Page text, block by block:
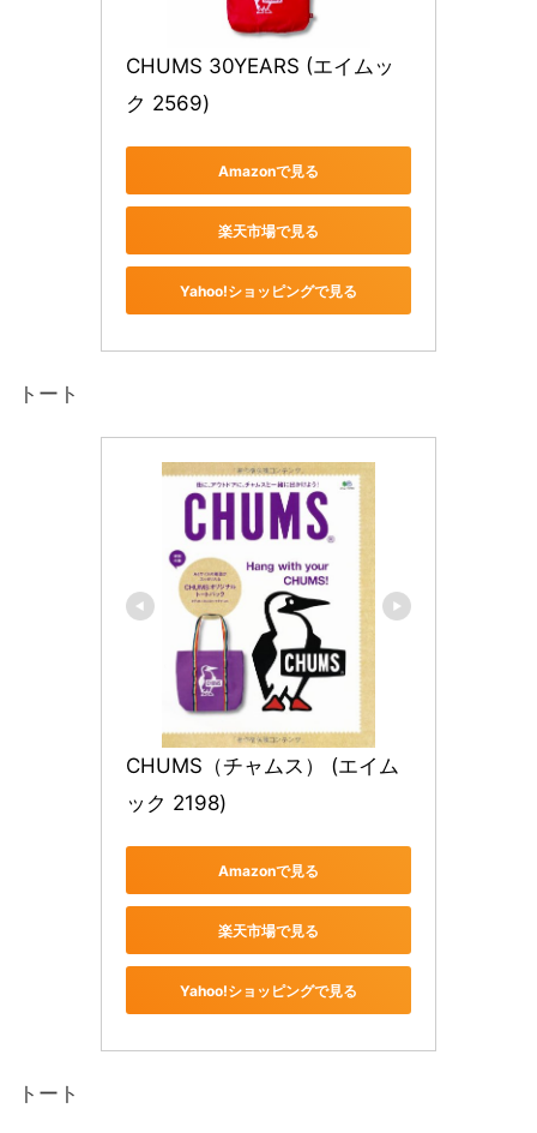
CHUMS 30YEARS (エイムッ
ク 2569)
Amazonで見る
楽天市場で見る
Yahoo!ショッピングで見る
トート
CHUMS（チャムス） (エイム
ック 2198)
Amazonで見る
楽天市場で見る
Yahoo!ショッピングで見る
トート